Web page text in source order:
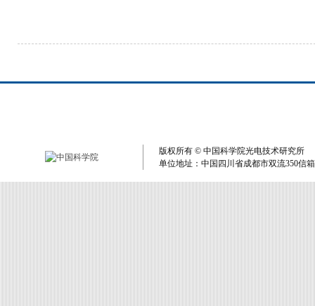
版权所有 © 中国科学院光电技术研究所
单位地址：中国四川省成都市双流350信